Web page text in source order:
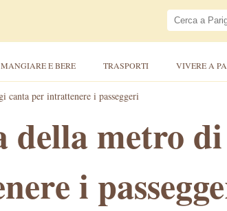
MANGIARE E BERE TRASPORTI VIVERE A
per intrattenere i passeggeri
della metro
i